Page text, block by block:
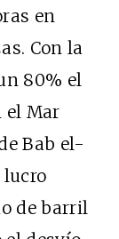
en
Con la
80% el
el Mar
Bab el-
lucro
de barril